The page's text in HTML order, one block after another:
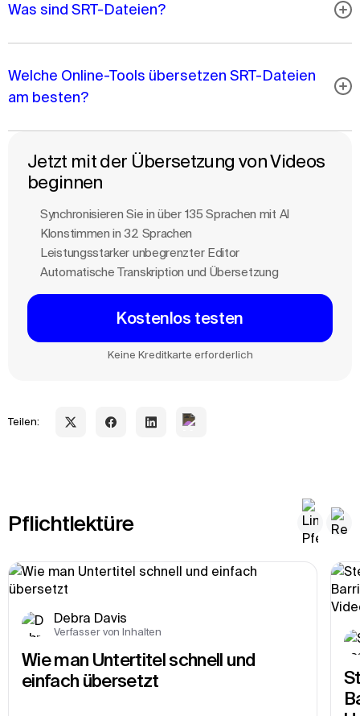
Was sind SRT-Dateien?
Welche Online-Tools übersetzen SRT-Dateien
am besten?
Jetzt mit der Übersetzung von Videos
beginnen
Synchronisieren Sie in über 135 Sprachen mit Al
Klonstimmen in 32 Sprachen
Leistungsstarker unbegrenzter Editor
Automatische Transkription und Übersetzung
Kostenlos testen
Keine Kreditkarte erforderlich
Teilen:
Pflichtlektüre
Debra Davis
Verfasser von Inhalten
Wie man Untertitel schnell und
einfach übersetzt